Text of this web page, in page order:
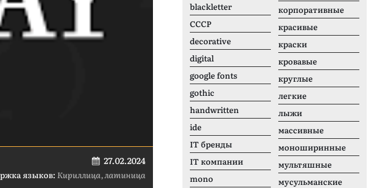
27.02.2024
языков:Кириллица, латиница
blackletter
CCCР
decorative
digital
google fonts
gothic
handwritten
ide
IT бренды
IT компании
mono
корпоративные
красивые
краски
кровавые
круглые
легкие
лыжи
массивные
моноширинные
мультяшные
мусульманские